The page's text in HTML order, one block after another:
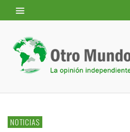
NOTICIAS